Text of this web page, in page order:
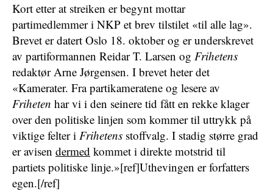
Kort etter at streiken er begynt mottar
partimedlemmer i NKP et brev tilstilet «til alle lag».
Brevet er datert Oslo 18. oktober og er underskrevet
av partiformannen Reidar T. Larsen og Frihetens
redaktør Arne Jørgensen. I brevet heter det
«Kamerater. Fra partikameratene og lesere av
Friheten har vi i den seinere tid fått en rekke klager
over den politiske linjen som kommer til uttrykk på
viktige felter i Frihetens stoffvalg. I stadig større grad
er avisen dermed kommet i direkte motstrid til
partiets politiske linje.»[ref]Uthevingen er forfatters
egen.[/ref]